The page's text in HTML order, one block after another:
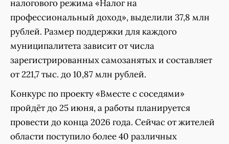
налогового режима «Налог на
профессиональный доход», выделили 37,8 млн
рублей. Размер поддержки для каждого
муниципалитета зависит от числа
зарегистрированных самозанятых и составляет
от 221,7 тыс. до 10,87 млн рублей.
Конкурс по проекту «Вместе с соседями»
пройдёт до 25 июня, а работы планируется
провести до конца 2026 года. Сейчас от жителей
области поступило более 40 различных